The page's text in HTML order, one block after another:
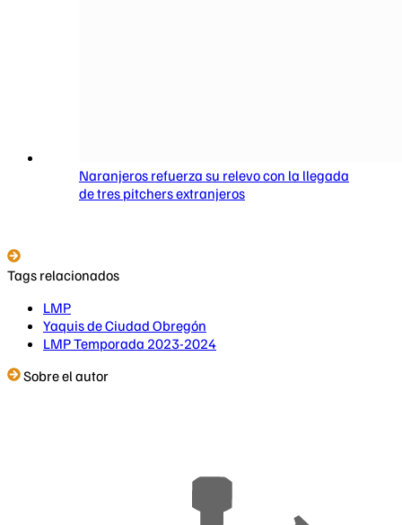
Naranjeros refuerza su relevo con la llegada
de tres pitchers extranjeros
Tags relacionados
LMP
Yaquis de Ciudad Obregón
LMP Temporada 2023-2024
Sobre el autor